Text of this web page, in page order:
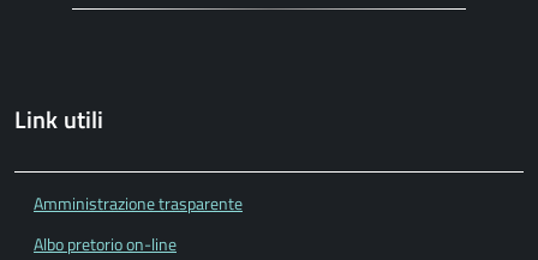
Link utili
Amministrazione trasparente
Albo pretorio on-line